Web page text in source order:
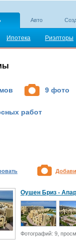
Авто
Ипотека Риэлторы
9 фото
работ
Оушен Бриз -
Фотографий: 9,